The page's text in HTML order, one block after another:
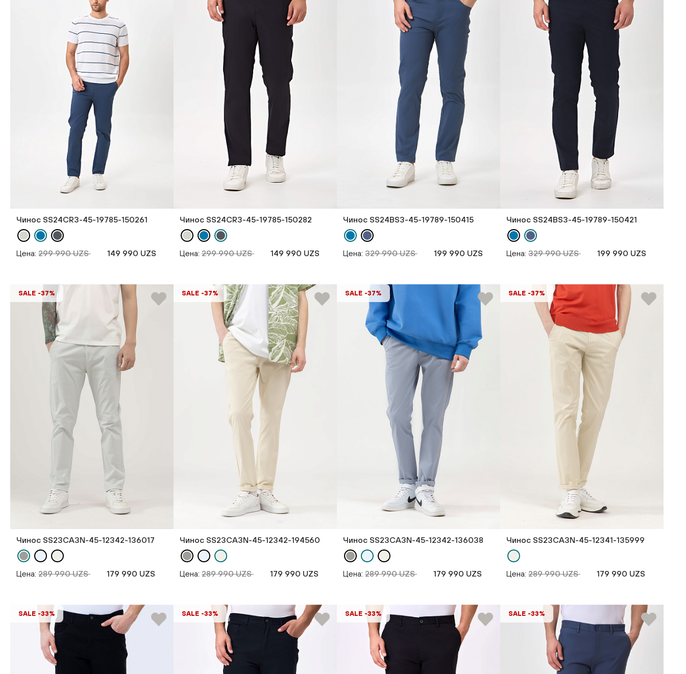
Чинос SS24CR3-45-19785-150261
Цена: 299 990 UZS 149 990 UZS
Чинос SS24CR3-45-19785-150282
Цена: 299 990 UZS 149 990 UZS
Чинос SS24BS3-45-19789-150415
Цена: 329 990 UZS 199 990 UZS
Чинос SS24BS3-45-19789-150421
Цена: 329 990 UZS 199 990 UZS
SALE -37%
Чинос SS23CA3N-45-12342-136017
Цена: 289 990 UZS 179 990 UZS
SALE -37%
Чинос SS23CA3N-45-12342-194560
Цена: 289 990 UZS 179 990 UZS
SALE -37%
Чинос SS23CA3N-45-12342-136038
Цена: 289 990 UZS 179 990 UZS
SALE -37%
Чинос SS23CA3N-45-12341-135999
Цена: 289 990 UZS 179 990 UZS
SALE -33% SALE -33% SALE -33% SALE -33%